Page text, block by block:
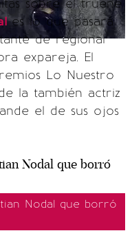
sobre el truene
es lo que pasará
de regional
expareja. El
Lo Nuestro
la también actriz
el de sus ojos
Nodal que borró